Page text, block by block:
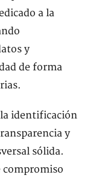
a la
y
de forma
identificación
y
sólida.
compromiso